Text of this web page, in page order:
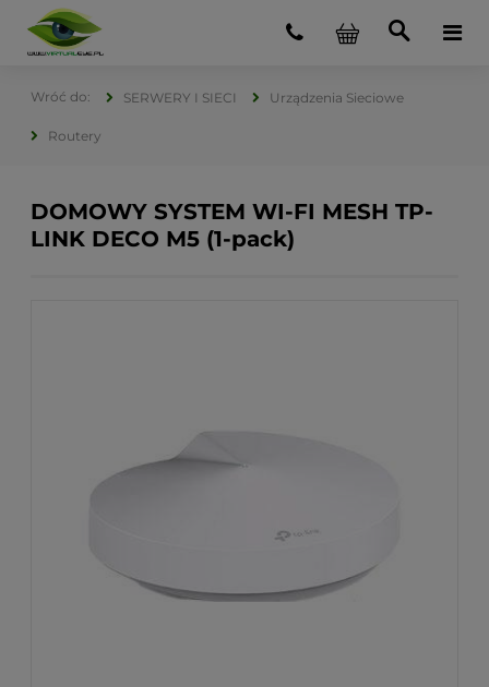
SERWERY I SIECI Urządzenia Sieciowe
Routery
DOMOWY SYSTEM WI-FI MESH TP-
LINK DECO M5 (1-pack)